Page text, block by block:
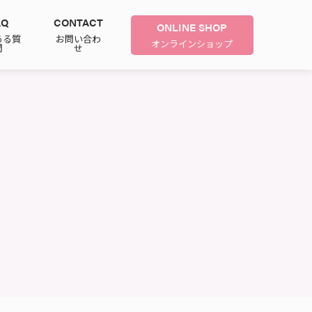
る質
CONTACT
お問い合わ
せ
ONLINE SHOP
オンラインショップ